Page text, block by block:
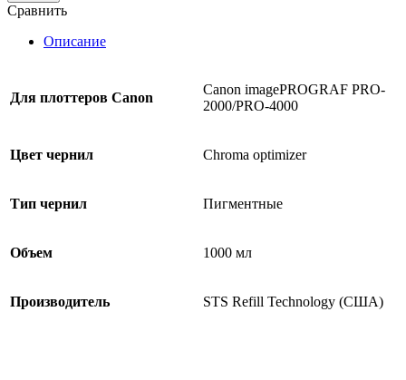
Сравнить
Описание
Для плоттеров Canon
Canon imagePROGRAF PRO-
2000/PRO-4000
Цвет чернил Chroma optimizer
Тип чернил Пигментные
Объем 1000 мл
Производитель STS Refill Technology (США)